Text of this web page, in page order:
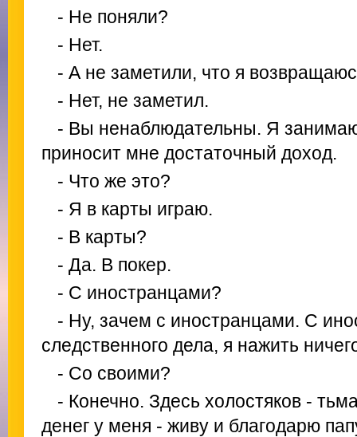
- Не поняли?
- Нет.
- А не заметили, что я
- Нет, не заметил.
- Вы ненаблюдательны. Я
приносит мне достаточный доход.
- Что же это?
- Я в карты играю.
- В карты?
- Да. В покер.
- С иностранцами?
- Ну, зачем с иностранцами. С
следственного дела, я нажить
- Со своими?
- Конечно. Здесь холостяков -
денег у меня - живу и благодарю